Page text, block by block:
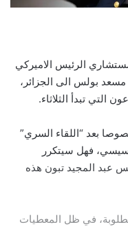
الرئيس الاميركي
مسعد بولس الى الجزائر،
التي تبدأ الثلاثاء.
بعد “اللقاء السري”
فهل سيتكرر
عبد المجيد تبون هذه
في ظل المعطيات